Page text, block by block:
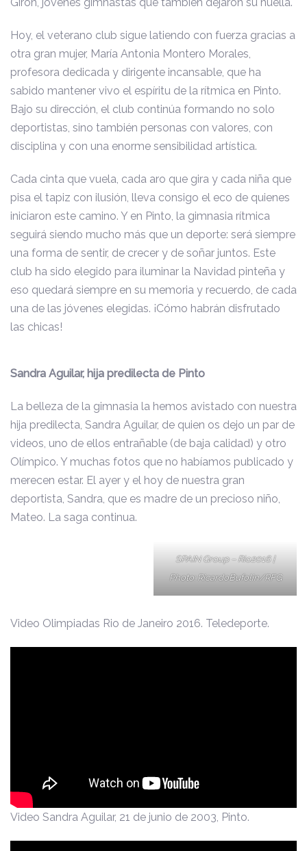
Hoy, el veterano club sigue latiendo con fuerza gracias a
otra gran mujer, María Antonia Montero Morales,
profesora dedicada y dirigente incansable, que ha
sabido mantener vivo el espíritu de la rítmica en Pinto.
Bajo su dirección, el club continúa formando no solo
deportistas, sino también personas con valores, con
disciplina y con una enorme sensibilidad artística.
Cada cinta que vuela, cada aro que gira y cada niña que
pisa el tapiz con ilusión, lleva consigo el eco de quienes
iniciaron este camino. Y en Pinto, la gimnasia rítmica
seguirá siendo mucho más que un deporte: será siempre
una forma de sentir, de crecer y de soñar juntos. Este
club ha sido elegido para iluminar la Navidad pinteña y
eso quedará siempre en su memoria y recuerdo, de cada
una de las jóvenes elegidas. ¡Cómo habrán disfrutado
las chicas!
Sandra Aguilar, hija predilecta de Pinto
La belleza de la gimnasia la hemos avistado con nuestra
hija predilecta, Sandra Aguilar, de quien os dejo un par de
videos, uno de ellos entrañable (de baja calidad) y otro
Olímpico. Y muchas fotos que no habíamos publicado y
merecen estar. El ayer y el hoy de nuestra gran
deportista, Sandra, que es madre de un precioso niño,
Mateo. La saga continua.
SPAIN Group – Rio2016 |
Photo: RicardoBufolin/RFG
Video Olimpiadas Rio de Janeiro 2016. Teledeporte.
Video Sandra Aguilar, 21 de junio de 2003, Pinto.